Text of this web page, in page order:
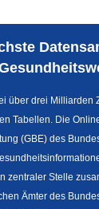
über drei Milliarden
Tabellen. Die
(GBE) des
zentraler Stelle
Ämter des